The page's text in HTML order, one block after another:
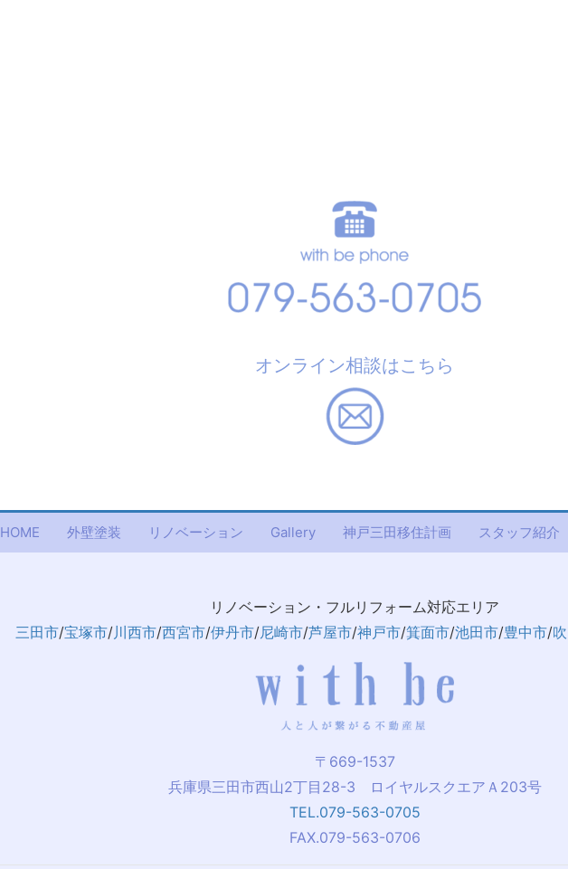
オンライン相談はこちら
HOME 外壁塗装 リノベーション Gallery 神戸三田移住計画 スタッフ紹介
リノベーション・フルリフォーム対応エリア
三田市/宝塚市/川西市/西宮市/伊丹市/尼崎市/芦屋市/神戸市/箕面市/池田市/豊中市/
〒669-1537
兵庫県三田市西山2丁目28-3 ロイヤルスクエアＡ203号
TEL.079-563-0705
FAX.079-563-0706